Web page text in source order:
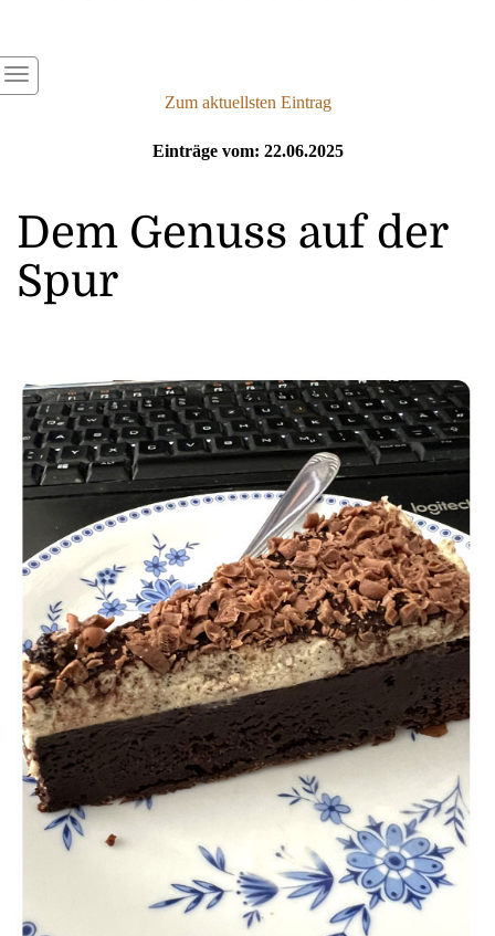
Zum aktuellsten Eintrag
Einträge vom: 22.06.2025
Dem Genuss auf der
Spur